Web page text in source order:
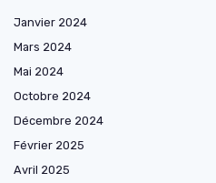
Janvier 2024
Mars 2024
Mai 2024
Octobre 2024
Décembre 2024
Février 2025
Avril 2025